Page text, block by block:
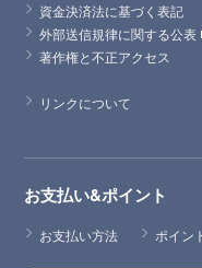
資金決済法に基づく表記
外部送信規律に関する公表
著作権と不正アクセス
リンクについて
お支払い&ポイント
お支払い方法 ポイン